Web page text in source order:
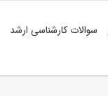
سوالات کارشناسی ارشد